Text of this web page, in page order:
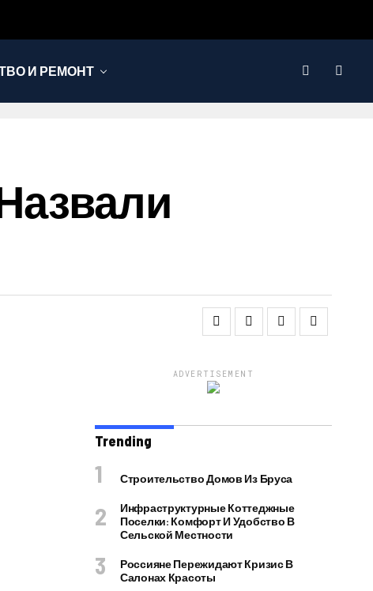
И РЕМОНТ
ADVERTISEMENT
Trending
Строительство Домов Из Бруса
Инфраструктурные Коттеджные
Поселки: Комфорт И Удобство В
Сельской Местности
Россияне Пережидают Кризис В
Салонах Красоты